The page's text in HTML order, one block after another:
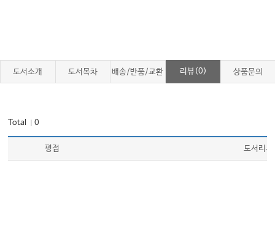
치료합병증 347 / 통합의학적 접근 348 / 한의학적 치료 348
개요 355 / 분류 356 / 예후와 등급 356 / 치료 361 / 한의학적 접근 363
도서소개 도서목차 배송/반품/교환 리뷰(0) 상품문의
Total ｜0
평점 도서리뷰